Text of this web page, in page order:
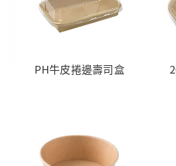
PH牛皮捲邊壽司盒